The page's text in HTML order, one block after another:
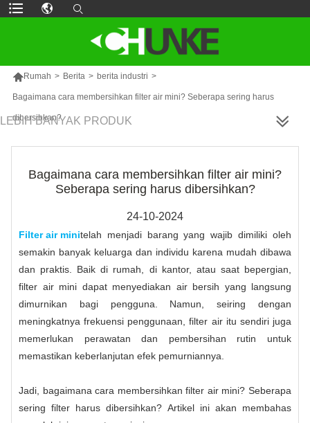
Rumah > Berita > berita industri >
Bagaimana cara membersihkan filter air mini? Seberapa sering harus
dibersihkan?
LEBIH BANYAK PRODUK
Bagaimana cara membersihkan filter air mini?
Seberapa sering harus dibersihkan?
24-10-2024
Filter air minitelah menjadi barang yang wajib dimiliki oleh
semakin banyak keluarga dan individu karena mudah dibawa
dan praktis. Baik di rumah, di kantor, atau saat bepergian,
filter air mini dapat menyediakan air bersih yang langsung
dimurnikan bagi pengguna. Namun, seiring dengan
meningkatnya frekuensi penggunaan, filter air itu sendiri juga
memerlukan perawatan dan pembersihan rutin untuk
memastikan keberlanjutan efek pemurniannya.
Jadi, bagaimana cara membersihkan filter air mini? Seberapa
sering filter harus dibersihkan? Artikel ini akan membahas